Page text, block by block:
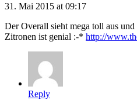
31. Mai 2015 at 09:17
Der Overall sieht mega toll aus
Zitronen ist genial :-* http://
Reply